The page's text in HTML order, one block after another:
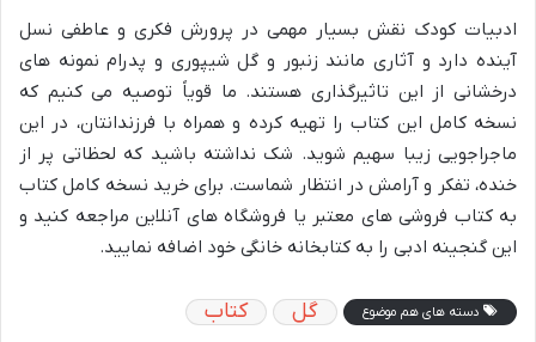
ادبیات کودک نقش بسیار مهمی در پرورش فکری و عاطفی نسل
آینده دارد و آثاری مانند زنبور و گل شیپوری و پدرام نمونه های
درخشانی از این تاثیرگذاری هستند. ما قویاً توصیه می کنیم که
نسخه کامل این کتاب را تهیه کرده و همراه با فرزندانتان، در این
ماجراجویی زیبا سهیم شوید. شک نداشته باشید که لحظاتی پر از
خنده، تفکر و آرامش در انتظار شماست. برای خرید نسخه کامل کتاب
به کتاب فروشی های معتبر یا فروشگاه های آنلاین مراجعه کنید و
این گنجینه ادبی را به کتابخانه خانگی خود اضافه نمایید.
دسته های هم موضوع گل کتاب